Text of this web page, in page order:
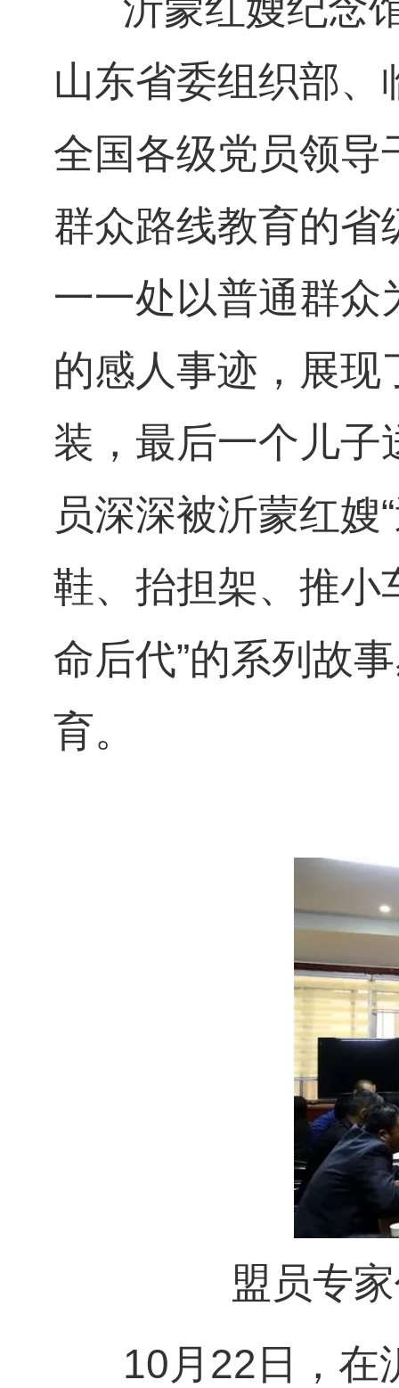
山东省委组织部
全国各级党员领导
群众路线教育的省
一一处以普通群众
的感人事迹，展现
装，最后一个儿子
员深深被沂蒙红
鞋、抬担架、推小
命后代”的系列故
育。
盟员专
10月 22 日 ，